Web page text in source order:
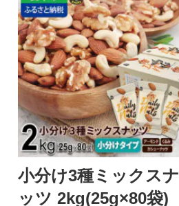
小分け3種ミックスナ
ッツ 2kg(25g×80袋)